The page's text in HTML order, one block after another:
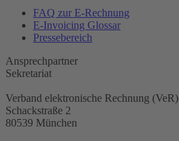
FAQ zur E-Rechnung
E-Invoicing Glossar
Pressebereich
Ansprechpartner
Sekretariat
Verband elektronische Rechnung (VeR)
Schackstraße 2
80539 München